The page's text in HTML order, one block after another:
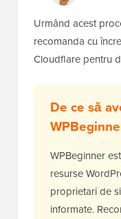
Urmând acest
recomanda cu
Cloudflare pentru
De ce să
WPBeginner
resurse
proprietari de
informate.